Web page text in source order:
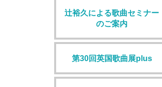
辻裕久による歌曲セミナー
のご案内
第30回英国歌曲展plus